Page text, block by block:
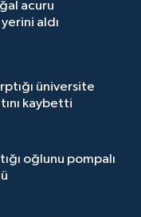
acuru
aldı
üniversite
kaybetti
oğlunu pompalı